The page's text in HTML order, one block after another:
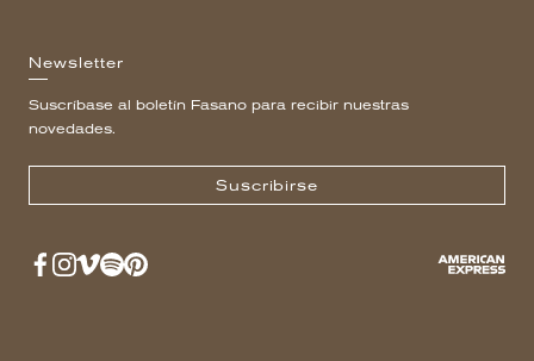
Newsletter
Suscríbase al boletín Fasano para recibir nuestras
novedades.
Suscribirse